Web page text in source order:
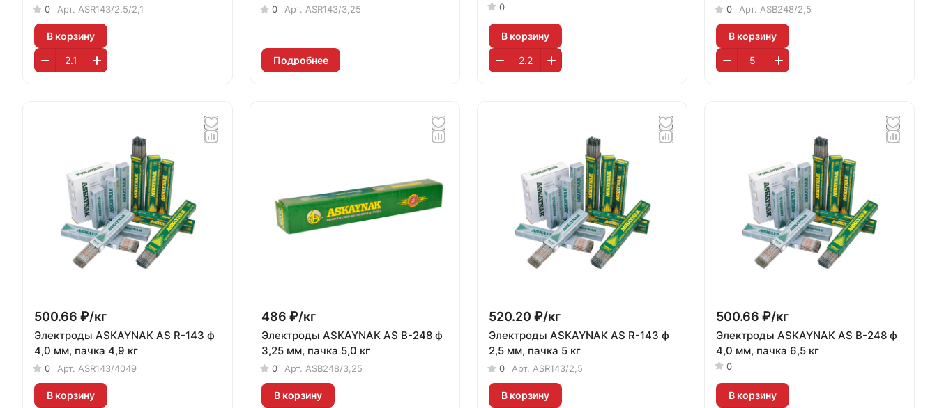
0 Арт. ASR143/2,5/2,1
В корзину
0 Арт. ASR143/3,25
Подробнее
0
В корзину
0 Арт. ASB248/2,5
В корзину
500.66 ₽/кг
Электроды ASKAYNAK AS R-143 ф
4,0 мм, пачка 4,9 кг
0 Арт. ASR143/4049
В корзину
486 ₽/кг
Электроды ASKAYNAK AS B-248 ф
3,25 мм, пачка 5,0 кг
0 Арт. ASB248/3,25
В корзину
520.20 ₽/кг
Электроды ASKAYNAK AS R-143 ф
2,5 мм, пачка 5 кг
0 Арт. ASR143/2,5
В корзину
500.66 ₽/кг
Электроды ASKAYNAK AS B-248 ф
4,0 мм, пачка 6,5 кг
0
В корзину